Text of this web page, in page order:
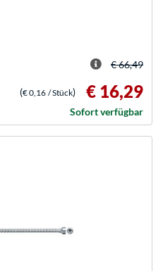
€ 66,49
(€ 0,16 / Stück) € 16,29
Sofort verfügbar